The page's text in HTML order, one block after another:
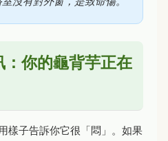
你的龜背芋正在
樣子告訴你它很「悶」。如果